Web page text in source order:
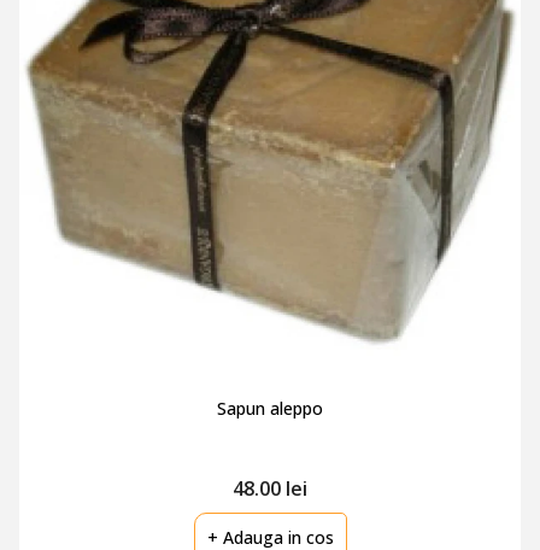
Sapun aleppo
48.00 lei
+ Adauga in cos